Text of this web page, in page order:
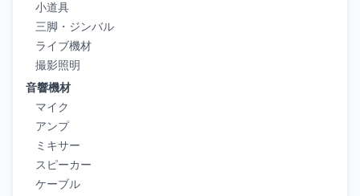
小道具
三脚・ジンバル
ライブ機材
撮影照明
音響機材
マイク
アンプ
ミキサー
スピーカー
ケーブル